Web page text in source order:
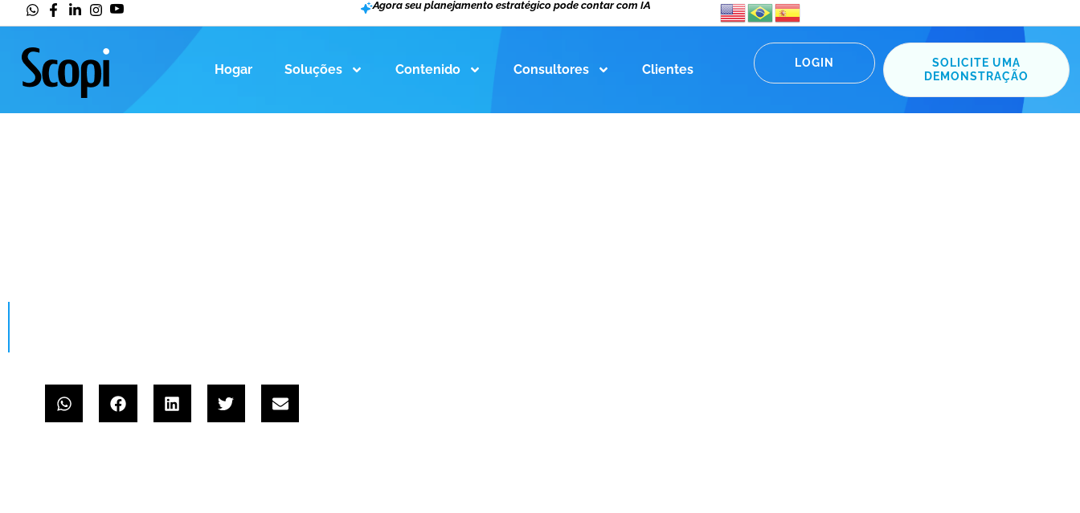
Agora seu planejamento estratégico pode contar com IA
Hogar Soluções Contenido Consultores Clientes LOGIN
SOLICITE UMA
DEMONSTRAÇÃO